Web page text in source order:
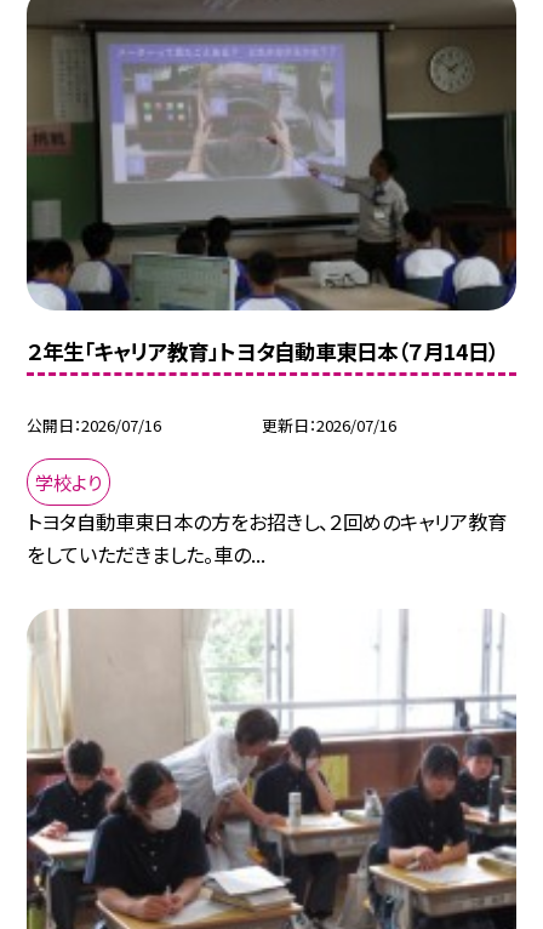
２年生「キャリア教育」トヨタ自動車東日本（７月14日）
公開日 2026/07/16 更新日 2026/07/16
学校より
トヨタ自動車東日本の方をお招きし、２回めのキャリア教育
をしていただきました。車の...